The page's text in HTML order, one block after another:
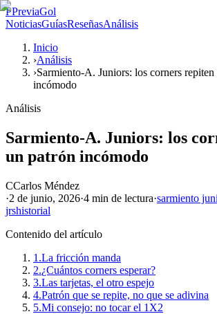
PPreviaGol
NoticiasGuíasReseñasAnálisis
Inicio
›Análisis
›Sarmiento-A. Juniors: los corners repiten
incómodo
Análisis
Sarmiento-A. Juniors: los
un patrón incómodo
CCarlos Méndez
·2 de junio, 2026·4 min de lectura·sarmiento
jrshistorial
Contenido del artículo
1.La fricción manda
2.¿Cuántos corners esperar?
3.Las tarjetas, el otro espejo
4.Patrón que se repite, no que se adivina
5.Mi consejo: no tocar el 1X2